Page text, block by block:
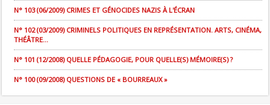
N° 103 (06/2009) CRIMES ET GÉNOCIDES NAZIS À L'ÉCRAN
N° 102 (03/2009) CRIMINELS POLITIQUES EN REPRÉSENTATION. ARTS, CINÉMA,
THÉÂTRE...
N° 101 (12/2008) QUELLE PÉDAGOGIE, POUR QUELLE(S) MÉMOIRE(S) ?
N° 100 (09/2008) QUESTIONS DE « BOURREAUX »